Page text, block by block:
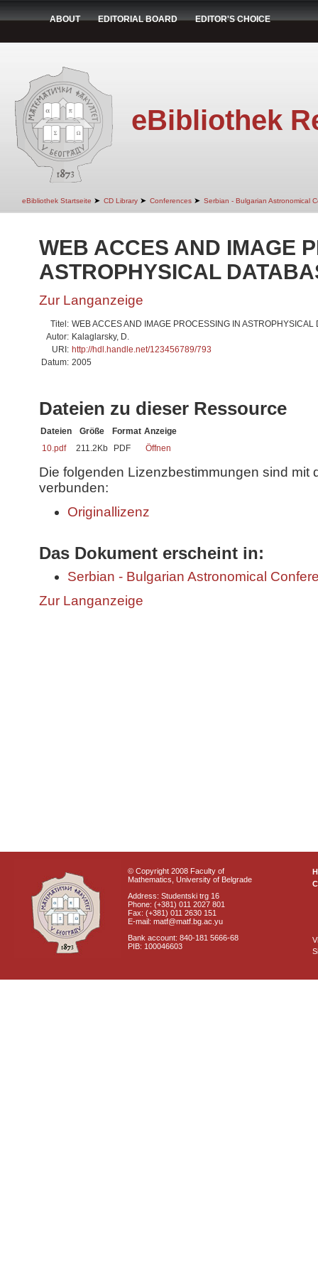
ABOUT EDITORIAL BOARD EDITOR'S CHOICE
eBibliothek
eBibliothek Startseite ➤ CD Library ➤ Conferences ➤ Serbian - Bulgarian Astronomical
WEB ACCES AND IMAGE
ASTROPHYSICAL
Zur Langanzeige
Titel: WEB ACCES AND IMAGE PROCESSING IN ASTROPHYSICAL
Autor: Kalaglarsky, D.
URI: http://hdl.handle.net/123456789/793
Datum: 2005
Dateien zu dieser Ressource
Dateien Größe Format Anzeige
10.pdf
211.2Kb PDF Öffnen
Die folgenden Lizenzbestimmungen sind mit
verbunden:
Originallizenz
Das Dokument erscheint in:
Serbian - Bulgarian Astronomical
Zur Langanzeige
© Copyright 2008 Faculty of
Mathematics, University of Belgrade
Address: Studentski trg 16
Phone: (+381) 011 2027 801
Fax: (+381) 011 2630 151
E-mail: matf@matf.bg.ac.yu
Bank account: 840-181 5666-68
PIB: 100046603